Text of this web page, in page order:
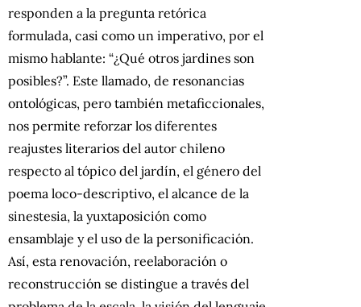
responden a la pregunta retórica
formulada, casi como un imperativo, por el
mismo hablante: “¿Qué otros jardines son
posibles?”. Este llamado, de resonancias
ontológicas, pero también metaficcionales,
nos permite reforzar los diferentes
reajustes literarios del autor chileno
respecto al tópico del jardín, el género del
poema loco-descriptivo, el alcance de la
sinestesia, la yuxtaposición como
ensamblaje y el uso de la personificación.
Así, esta renovación, reelaboración o
reconstrucción se distingue a través del